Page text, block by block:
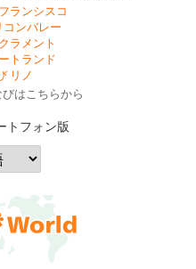
ランシスコ
コンバレー
ラメント
トランド
リノ
はこちらから
トフォン版